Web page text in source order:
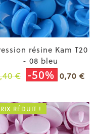
résine Kam T20
- 08 bleu
€ -50% 0,70 €
RÉDUIT !